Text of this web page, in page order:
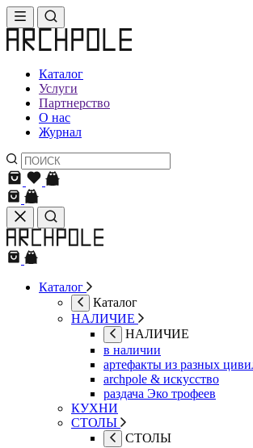
Каталог
Услуги
Партнерство
О нас
Журнал
Каталог
Каталог
НАЛИЧИЕ
НАЛИЧИЕ
в наличии
артефакты из разных
archpole & искусство
раздача Эко трофеев
КУХНИ
СТОЛЫ
СТОЛЫ